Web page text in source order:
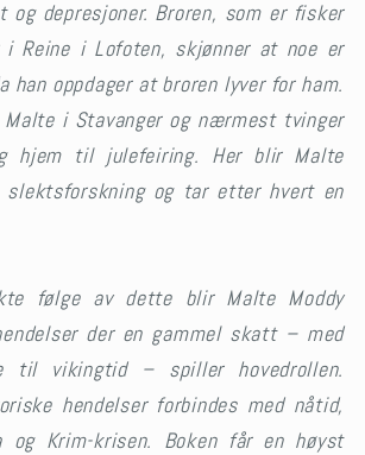
og depresjoner. Broren, som er fisker
i Reine i Lofoten, skjønner at noe er
han oppdager at broren lyver for ham.
Malte i Stavanger og nærmest tvinger
hjem til julefeiring. Her blir Malte
slektsforskning og tar etter hvert en
følge av dette blir Malte Moddy
der en gammel skatt – med
til vikingtid – spiller hovedrollen.
hendelser forbindes med nåtid,
og Krim-krisen. Boken får en høyst